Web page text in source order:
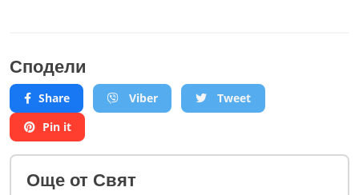
Сподели
Share Viber
Tweet
Pin it
Oще от Свят